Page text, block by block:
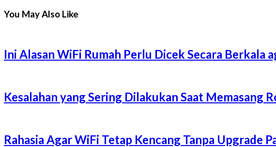
You May Also Like
Ini Alasan WiFi Rumah Perlu Dicek Secara Berkala
Kesalahan yang Sering Dilakukan Saat Memasang
Rahasia Agar WiFi Tetap Kencang Tanpa Upgrade